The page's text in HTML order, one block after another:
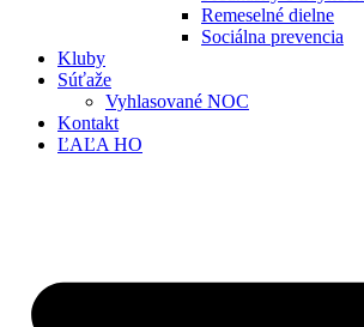
Remeselné dielne
Sociálna prevencia
Kluby
Súťaže
Vyhlasované NOC
Kontakt
ĽAĽA HO